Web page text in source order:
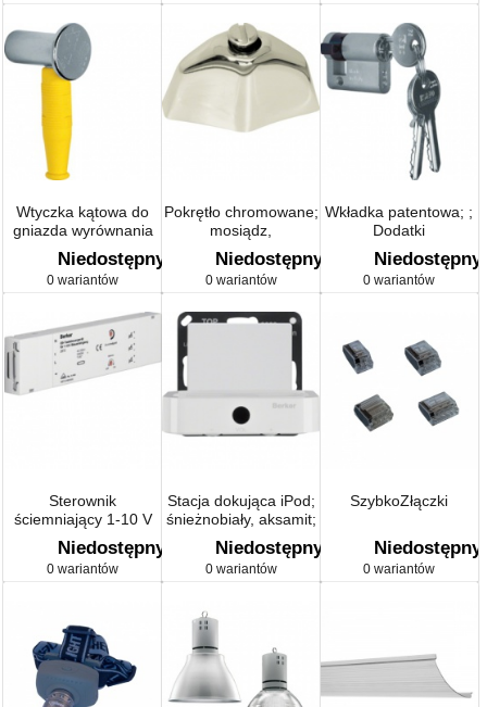
Wtyczka kątowa do
gniazda wyrównania
potencjału; ; Dodatki
Niedostępny
0 wariantów
Pokrętło chromowane;
mosiądz,
chromowany;
1930/Glas/Palazzo
Niedostępny
0 wariantów
Wkładka patentowa; ;
Dodatki
Niedostępny
0 wariantów
Sterownik
ściemniający 1-10 V
do zabudowy;
śnieżnobiały;
Elektronika domowa
Niedostępny
0 wariantów
Stacja dokująca iPod;
śnieżnobiały, aksamit;
Q.1
Niedostępny
0 wariantów
SzybkoZłączki
Niedostępny
0 wariantów